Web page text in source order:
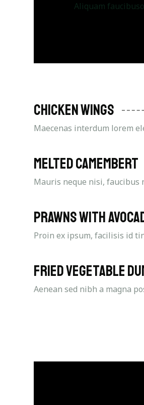
Aliquam
Chicken Wings
Maecenas interdum lorem
Melted Camembert
Mauris neque nisi, faucibus
Prawns With
Proin ex ipsum, facilisis id
Fried Vegetable
Aenean sed nibh a magna